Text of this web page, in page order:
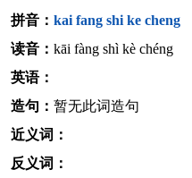
拼音： kai fang shi ke cheng
读音： kāi fàng shì kè chéng
英语：
造句： 暂无此词造句
近义词：
反义词：